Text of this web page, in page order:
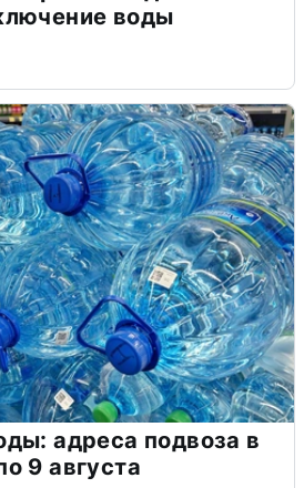
воды
адреса подвоза в
9 августа